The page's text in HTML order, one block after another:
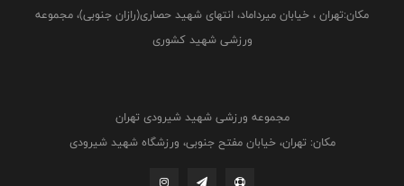
مکان:تهران ، خیابان میرداماد، انتهای شهید حصاری(رازان جنوبی)، مجموعه
ورزشی شهید کشوری
مجموعه ورزشی شهید شیرودی تهران
مکان: تهران، خیابان مفتح جنوبی، ورزشگاه شهید شیرودی